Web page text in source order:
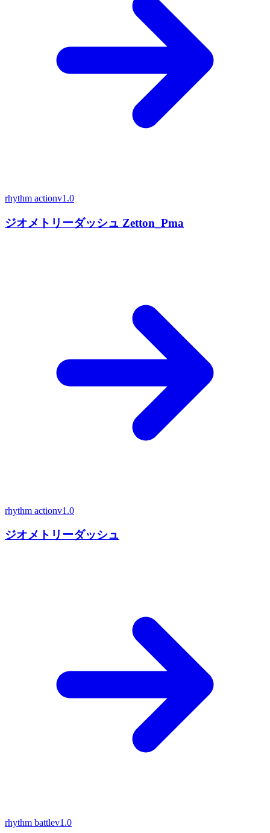
rhythm actionv1.0
ジオメトリーダッシュ Zetton_Pma
rhythm actionv1.0
ジオメトリーダッシュ
rhythm battlev1.0